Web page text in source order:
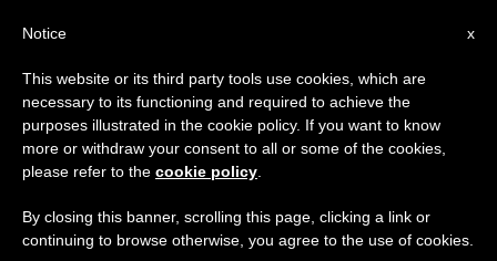
×
Aviso importante
Del 27 de julio al 7 de agosto haremos la pausa
anual, aprovechando que en el periodo de verano
se generan menos informaciones y también el
x
Notice
This website or its third party tools use cookies, which are
necessary to its functioning and required to achieve the
purposes illustrated in the cookie policy. If you want to know
more or withdraw your consent to all or some of the cookies,
please refer to the cookie policy
By closing this banner, scrolling this page, clicking a link or
continuing to browse otherwise, you agree to the use of cookies.